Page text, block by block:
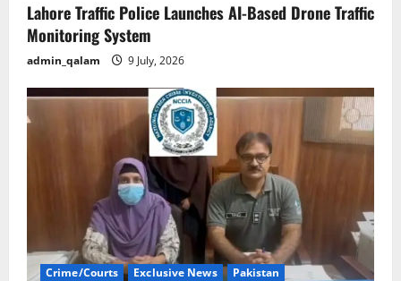
Lahore Traffic Police Launches AI-Based Drone Traffic
Monitoring System
admin_qalam 9 July, 2026
Crime/Courts Exclusive News Pakistan